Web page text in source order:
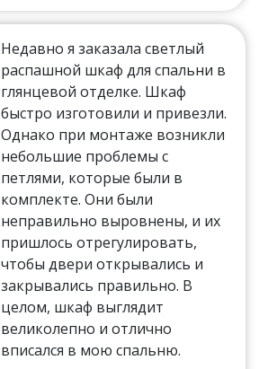
Недавно я заказала светлый
распашной шкаф для спальни в
глянцевой отделке. Шкаф
быстро изготовили и привезли.
Однако при монтаже возникли
небольшие проблемы с
петлями, которые были в
комплекте. Они были
неправильно выровнены, и их
пришлось отрегулировать,
чтобы двери открывались и
закрывались правильно. В
целом, шкаф выглядит
великолепно и отлично
вписался в мою спальню.